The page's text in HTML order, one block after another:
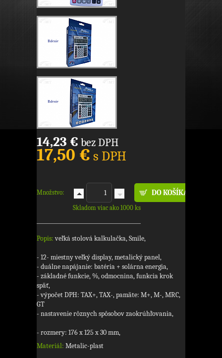
14,23 € bez DPH
17,50 € s DPH
Množstvo:
Skladom viac ako 1000 ks
Popis:veľká stolová kalkulačka, Smile,
- 12- miestny veľký display, metalický panel,
- duálne napájanie: batéria + solárna energia,
- základné funkcie, %, odmocnina, funkcia krok
späť,
- výpočet DPH: TAX+, TAX-, pamäte: M+, M-, MRC,
GT
- nastavenie rôznych spôsobov zaokrúhľovania,
- rozmery: 176 x 125 x 30 mm,
Materiál: Metalic-plast